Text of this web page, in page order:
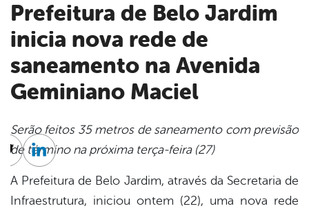
Prefeitura de Belo Jardim
inicia nova rede de
saneamento na Avenida
Geminiano Maciel
Serão feitos 35 metros de saneamento com previsão
de término na próxima terça-feira (27)
A Prefeitura de Belo Jardim, através da Secretaria de
Infraestrutura, iniciou ontem (22), uma nova rede
TwitterLinkedin